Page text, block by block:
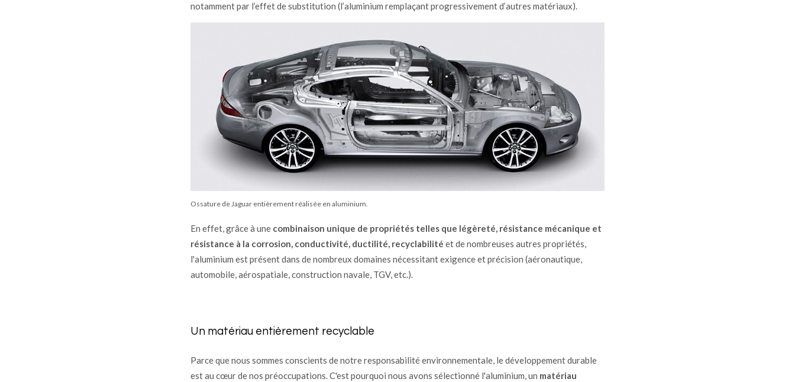
notamment par l’effet de substitution (l’aluminium remplaçant progressivement d’autres matériaux).
Ossature de Jaguar entièrement réalisée en aluminium.
En effet, grâce à une combinaison unique de propriétés telles que légèreté, résistance mécanique et
résistance à la corrosion, conductivité, ductilité, recyclabilité et de nombreuses autres propriétés,
l'aluminium est présent dans de nombreux domaines nécessitant exigence et précision (aéronautique,
automobile, aérospatiale, construction navale, TGV, etc.).
Un matériau entièrement recyclable
Parce que nous sommes conscients de notre responsabilité environnementale, le développement durable
est au cœur de nos préoccupations. C'est pourquoi nous avons sélectionné l'aluminium, un matériau